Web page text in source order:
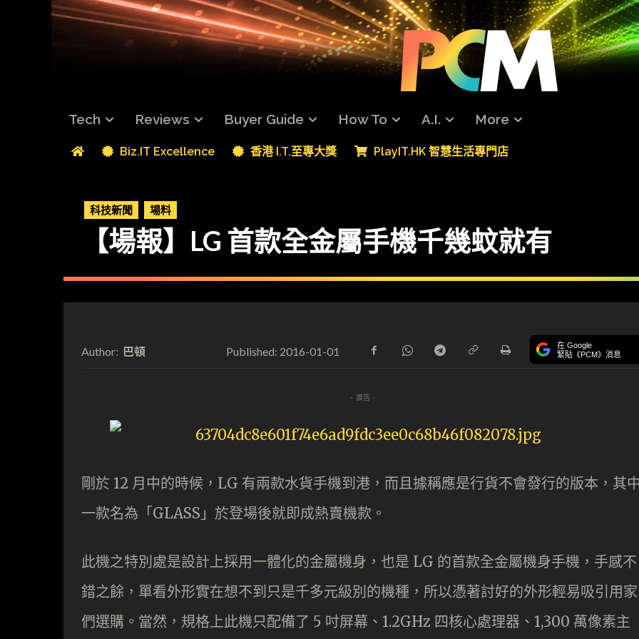
Tech Reviews Buyer Guide How To A.I. More
Biz.IT Excellence 香港 I.T.至專大獎 PlayIT.HK 智慧生活專門店
科技新聞 場料
【場報】LG 首款全金屬手機千幾蚊就有
Author: 巴頓 Published: 2016-01-01 在 Google
緊貼《PCM》消息
- 廣告 -
剛於 12 月中的時候，LG 有兩款水貨手機到港，而且據稱應是行貨不會發行的版本，其
一款名為「GLASS」於登場後就即成熱賣機款。
此機之特別處是設計上採用一體化的金屬機身，也是 LG 的首款全金屬機身手機，手感不
錯之餘，單看外形實在想不到只是千多元級別的機種，所以憑著討好的外形輕易吸引用家
們選購。當然，規格上此機只配備了 5 吋屏幕、1.2GHz 四核心處理器、1,300 萬像素主